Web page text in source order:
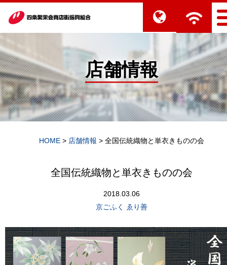
店舗情報
HOME > 店舗情報 > 全国伝統織物と単衣きものの会
全国伝統織物と単衣きものの会
2018.03.06
京ごふく ゑり善